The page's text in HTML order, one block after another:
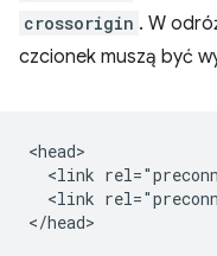
crossorigin . W
czcionek muszą być
<head>
<link
<link